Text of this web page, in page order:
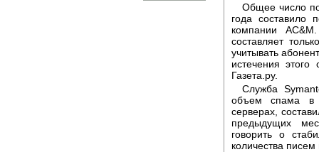
Общее число
года составило
компании
составляет
учитывать
истечения
Газета.ру.
Служба
объем спама в
серверах,
предыдущих
говорить о
количества писем